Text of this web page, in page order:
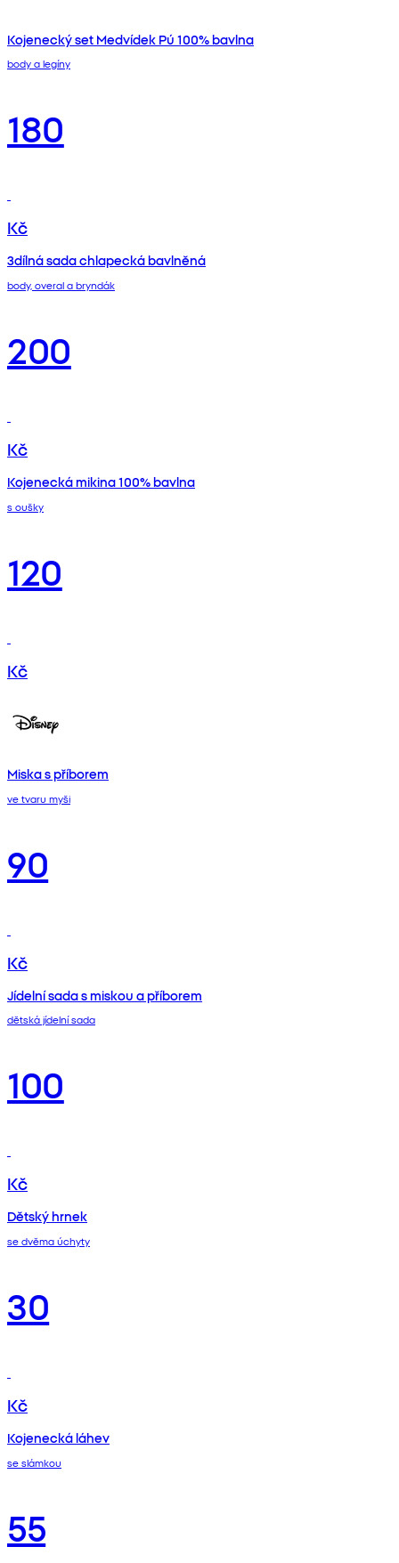
Kojenecký set Medvídek Pú 100% bavlna
body a legíny
180
Kč
3dílná sada chlapecká bavlněná
body, overal a bryndák
200
Kč
Kojenecká mikina 100% bavlna
s oušky
120
Kč
Miska s příborem
ve tvaru myši
90
Kč
Jídelní sada s miskou a příborem
dětská jídelní sada
100
Kč
Dětský hrnek
se dvěma úchyty
30
Kč
Kojenecká láhev
se slámkou
55